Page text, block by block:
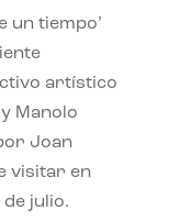
un tiempo’
artístico
Manolo
Joan
visitar en
de julio.